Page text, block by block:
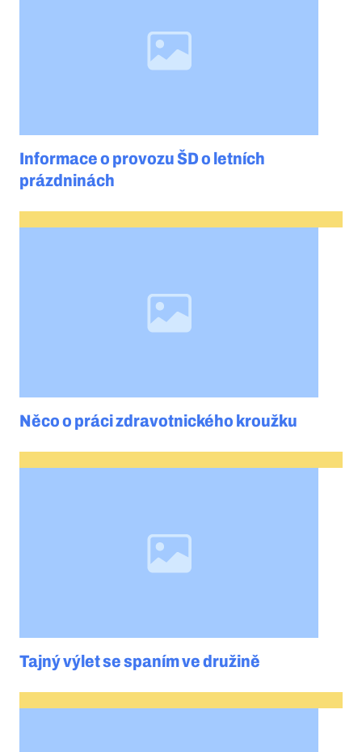
Informace o provozu ŠD o letních
prázdninách
Něco o práci zdravotnického kroužku
Tajný výlet se spaním ve družině